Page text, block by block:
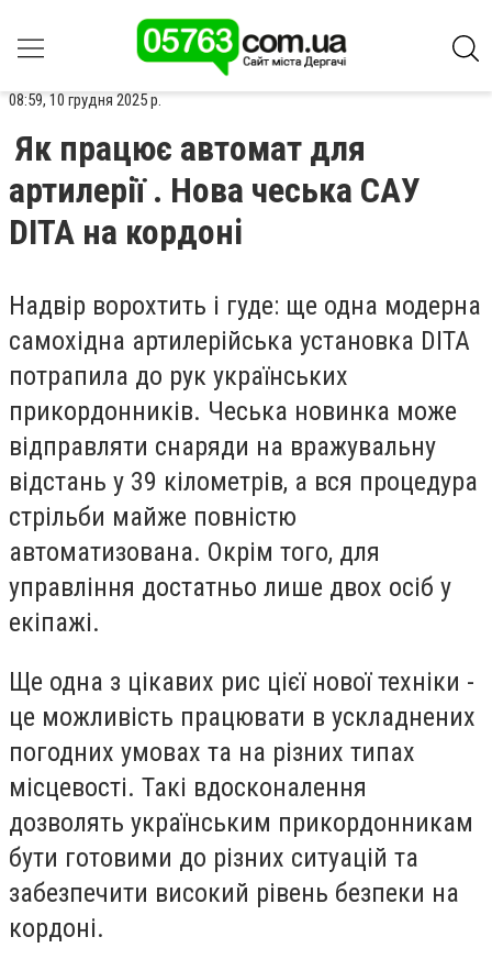
08:59, 10 грудня 2025 р.
Як працює автомат для
артилерії . Нова чеська САУ
DITA на кордоні
Надвір ворохтить і гуде: ще одна модерна
самохідна артилерійська установка DITA
потрапила до рук українських
прикордонників. Чеська новинка може
відправляти снаряди на вражувальну
відстань у 39 кілометрів, а вся процедура
стрільби майже повністю
автоматизована. Окрім того, для
управління достатньо лише двох осіб у
екіпажі.
Ще одна з цікавих рис цієї нової техніки -
це можливість працювати в ускладнених
погодних умовах та на різних типах
місцевості. Такі вдосконалення
дозволять українським прикордонникам
бути готовими до різних ситуацій та
забезпечити високий рівень безпеки на
кордоні.